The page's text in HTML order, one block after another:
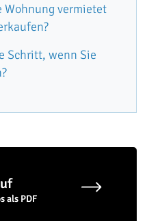
Wohnung vermietet
Schritt, wenn Sie
als PDF